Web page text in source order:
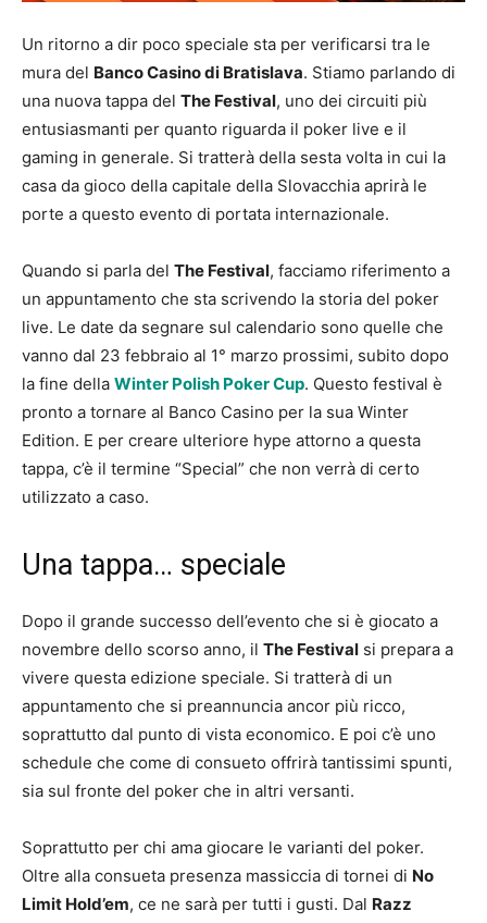
Un ritorno a dir poco speciale sta per verificarsi tra le
mura del Banco Casino di Bratislava. Stiamo parlando di
una nuova tappa del The Festival, uno dei circuiti più
entusiasmanti per quanto riguarda il poker live e il
gaming in generale. Si tratterà della sesta volta in cui la
casa da gioco della capitale della Slovacchia aprirà le
porte a questo evento di portata internazionale.
Quando si parla del The Festival, facciamo riferimento a
un appuntamento che sta scrivendo la storia del poker
live. Le date da segnare sul calendario sono quelle che
vanno dal 23 febbraio al 1° marzo prossimi, subito dopo
la fine della Winter Polish Poker Cup. Questo festival è
pronto a tornare al Banco Casino per la sua Winter
Edition. E per creare ulteriore hype attorno a questa
tappa, c’è il termine “Special” che non verrà di certo
utilizzato a caso.
Una tappa… speciale
Dopo il grande successo dell’evento che si è giocato a
novembre dello scorso anno, il The Festival si prepara a
vivere questa edizione speciale. Si tratterà di un
appuntamento che si preannuncia ancor più ricco,
soprattutto dal punto di vista economico. E poi c’è uno
schedule che come di consueto offrirà tantissimi spunti,
sia sul fronte del poker che in altri versanti.
Soprattutto per chi ama giocare le varianti del poker.
Oltre alla consueta presenza massiccia di tornei di No
Limit Hold’em, ce ne sarà per tutti i gusti. Dal Razz